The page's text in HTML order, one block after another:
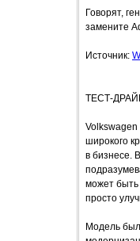
Говорят,
замените
Источник:
ТЕСТ-
широкого
в бизнесе.
может
просто
Модель